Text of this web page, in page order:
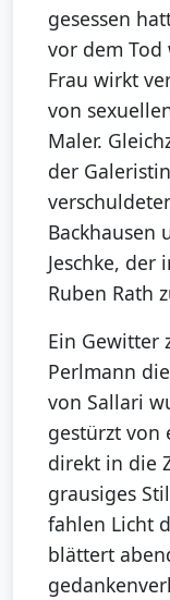
gesessen
vor dem Tod
Frau wirkt
von
Maler.
der
Backhausen
Jeschke, der
Ruben Rath
Ein Gewitter
Perlmann
von Sallari
gestürzt von
direkt in die
grausiges
fahlen Licht
blättert